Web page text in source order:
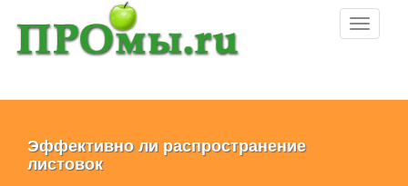
Toggle
Эффективно ли распространение
листовок